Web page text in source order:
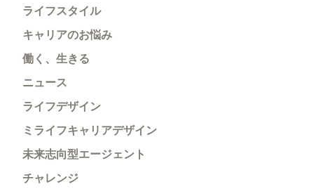
ライフスタイル
キャリアのお悩み
働く、生きる
ニュース
ライフデザイン
ミライフキャリアデザイン
未来志向型エージェント
チャレンジ